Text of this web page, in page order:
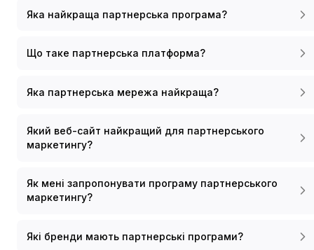
Яка найкраща партнерська програма?
Що таке партнерська платформа?
Яка партнерська мережа найкраща?
Який веб-сайт найкращий для партнерського
маркетингу?
Як мені запропонувати програму партнерського
маркетингу?
Які бренди мають партнерські програми?